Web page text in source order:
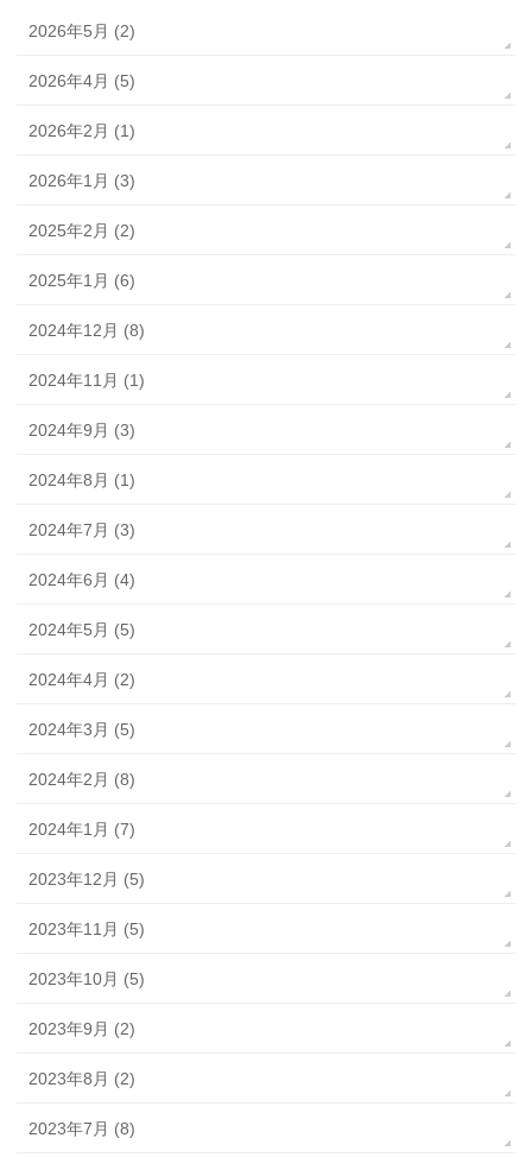
2026年5月 (2)
2026年4月 (5)
2026年2月 (1)
2026年1月 (3)
2025年2月 (2)
2025年1月 (6)
2024年12月 (8)
2024年11月 (1)
2024年9月 (3)
2024年8月 (1)
2024年7月 (3)
2024年6月 (4)
2024年5月 (5)
2024年4月 (2)
2024年3月 (5)
2024年2月 (8)
2024年1月 (7)
2023年12月 (5)
2023年11月 (5)
2023年10月 (5)
2023年9月 (2)
2023年8月 (2)
2023年7月 (8)